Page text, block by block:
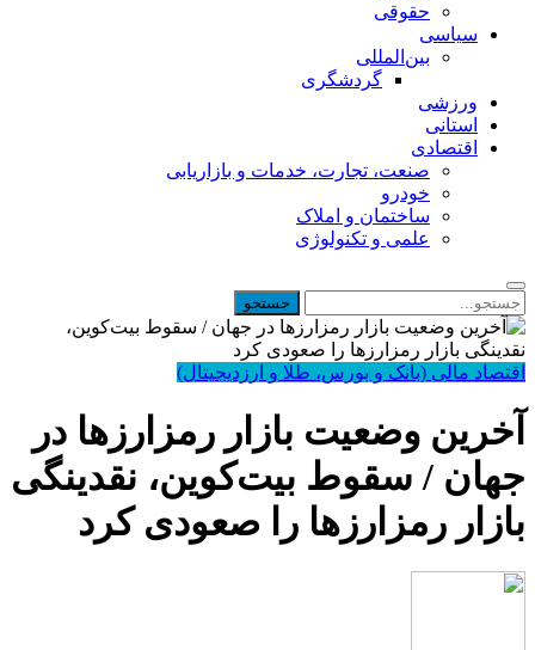
حقوقی
سیاسی
بین‌المللی
گردشگری
ورزشی
استانی
اقتصادی
صنعت، تجارت، خدمات و بازاریابی
خودرو
ساختمان و املاک
علمی و تکنولوژی
اقتصاد مالی (بانک و بورس، طلا و ارزدیجیتال)
آخرین وضعیت بازار رمزارزها در
جهان / سقوط بیت‌کوین، نقدینگی‌
بازار رمزارزها را صعودی کرد